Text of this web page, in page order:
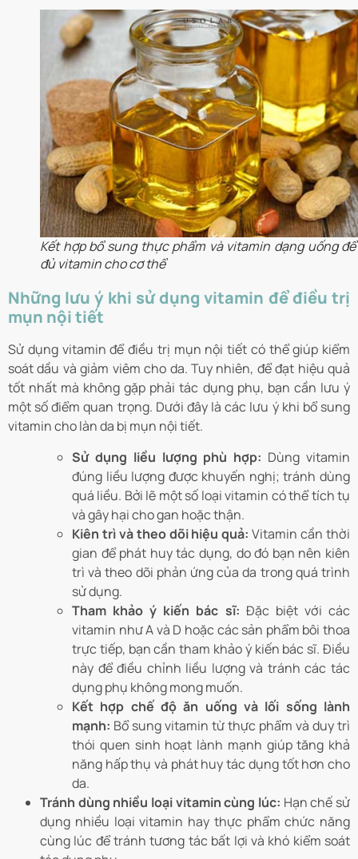
Kết hợp bổ sung thực phẩm và vitamin dạng uống
đủ vitamin cho cơ thể
Những lưu ý khi sử dụng vitamin để điều trị
mụn nội tiết
Sử dụng vitamin để điều trị mụn nội tiết có thể giúp kiểm
soát dầu và giảm viêm cho da. Tuy nhiên, để đạt hiệu quả
tốt nhất mà không gặp phải tác dụng phụ, bạn cần lưu ý
một số điểm quan trọng. Dưới đây là các lưu ý khi bổ sung
vitamin cho làn da bị mụn nội tiết.
Sử dụng liều lượng phù hợp: Dùng vitamin
đúng liều lượng được khuyến nghị; tránh dùng
quá liều. Bởi lẽ một số loại vitamin có thể tích tụ
và gây hại cho gan hoặc thận.
Kiên trì và theo dõi hiệu quả: Vitamin cần thời
gian để phát huy tác dụng, do đó bạn nên kiên
trì và theo dõi phản ứng của da trong quá trình
sử dụng.
Tham khảo ý kiến bác sĩ: Đặc biệt với các
vitamin như A và D hoặc các sản phẩm bôi thoa
trực tiếp, bạn cần tham khảo ý kiến bác sĩ. Điều
này để điều chỉnh liều lượng và tránh các tác
dụng phụ không mong muốn.
Kết hợp chế độ ăn uống và lối sống lành
mạnh: Bổ sung vitamin từ thực phẩm và duy trì
thói quen sinh hoạt lành mạnh giúp tăng khả
năng hấp thụ và phát huy tác dụng tốt hơn cho
da.
Tránh dùng nhiều loại vitamin cùng lúc: Hạn chế sử
dụng nhiều loại vitamin hay thực phẩm chức năng
cùng lúc để tránh tương tác bất lợi và khó kiểm soát